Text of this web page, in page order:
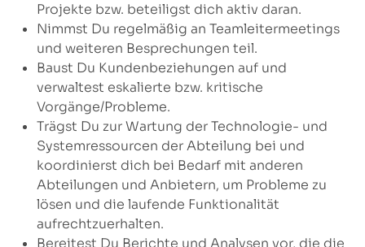
Projekte bzw. beteiligst dich aktiv daran.
Nimmst Du regelmäßig an Teamleitermeetings
und weiteren Besprechungen teil.
Baust Du Kundenbeziehungen auf und
verwaltest eskalierte bzw. kritische
Vorgänge/Probleme.
Trägst Du zur Wartung der Technologie- und
Systemressourcen der Abteilung bei und
koordinierst dich bei Bedarf mit anderen
Abteilungen und Anbietern, um Probleme zu
lösen und die laufende Funktionalität
aufrechtzuerhalten.